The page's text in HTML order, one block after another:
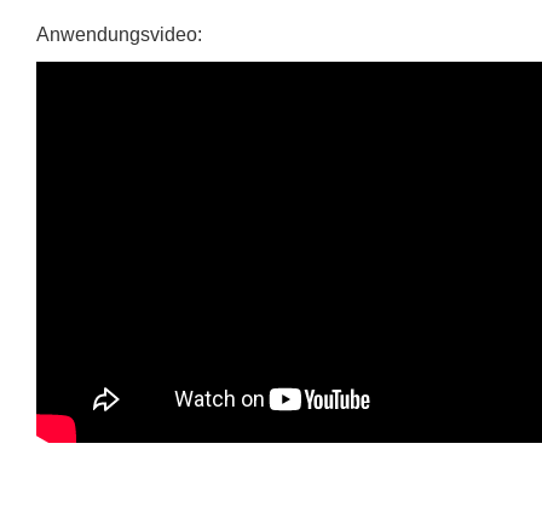
Anwendungsvideo: